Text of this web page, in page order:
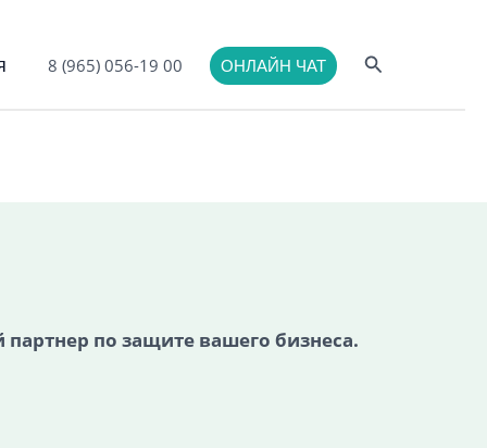
8 (965) 056-19 00 ОНЛАЙН ЧАТ Поиск
по защите вашего бизнеса.